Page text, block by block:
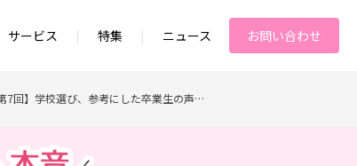
サービス | 特集 | ニュース お問い合わせ
第7回】学校選び、参考にした卒業生の声…